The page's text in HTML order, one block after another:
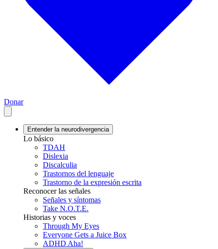
Donar
Entender la neurodivergencia
Lo básico
TDAH
Dislexia
Discalculia
Trastornos del lenguaje
Trastorno de la expresión escrita
Reconocer las señales
Señales y síntomas
Take N.O.T.E.
Historias y voces
Through My Eyes
Everyone Gets a Juice Box
ADHD Aha!